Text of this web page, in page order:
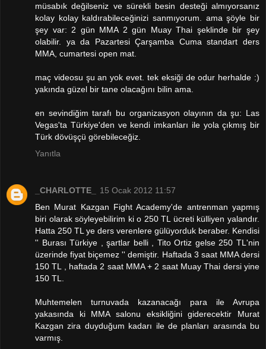
müsabık değilseniz ve sürekli besin desteği almıyorsanız
kolay kolay kaldırabileceğinizi sanmıyorum. ama şöyle bir
şey var: 2 gün MMA 2 gün Muay Thai şeklinde bir şey
olabilir. ya da Pazartesi Çarşamba Cuma standart ders
MMA, cumartesi open mat.
maç videosu şu an yok evet. tek eksiği de odur herhalde :)
yakında güzel bir tane olacağını bilin ama.
en sevindiğim tarafı bu organizasyon olayının da şu: Las
Vegas'ta Türkiye'den ve kendi imkanları ile yola çıkmış bir
Türk dövüşçü görebileceğiz.
Yanıtla
_CHARLOTTE_
15 Ocak 2012 11:57
Ben Murat Kazgan Fight Academy'de antrenman yapmış
biri olarak söyleyebilirim ki o 250 TL ücreti külliyen yalandır.
Hatta 250 TL ye ders verenlere gülüyorduk beraber. Kendisi
'' Burası Türkiye , şartlar belli , Tito Ortiz gelse 250 TL'nin
üzerinde fiyat biçemez '' demiştir. Haftada 3 saat MMA dersi
150 TL , haftada 2 saat MMA + 2 saat Muay Thai dersi yine
150 TL.
Muhtemelen turnuvada kazanacağı para ile Avrupa
yakasında ki MMA salonu eksikliğini giderecektir Murat
Kazgan zira duyduğum kadarı ile de planları arasında bu
varmış.